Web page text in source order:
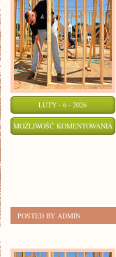
LUTY - 6 - 2026
MOŻLIWOŚĆ KOMENTOWANIA
POSTED BY ADMIN